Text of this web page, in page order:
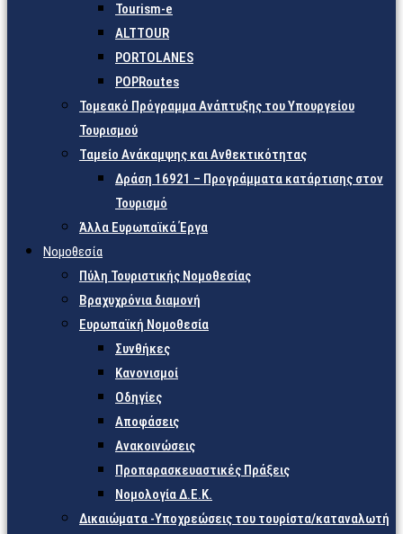
Tourism-e
ALTTOUR
PORTOLANES
POPRoutes
Τομεακό Πρόγραμμα Ανάπτυξης του Υπουργείου
Τουρισμού
Ταμείο Ανάκαμψης και Ανθεκτικότητας
Δράση 16921 – Προγράμματα κατάρτισης στον
Τουρισμό
Άλλα Ευρωπαϊκά Έργα
Νομοθεσία
Πύλη Τουριστικής Νομοθεσίας
Βραχυχρόνια διαμονή
Ευρωπαϊκή Νομοθεσία
Συνθήκες
Κανονισμοί
Οδηγίες
Αποφάσεις
Ανακοινώσεις
Προπαρασκευαστικές Πράξεις
Νομολογία Δ.Ε.Κ.
Δικαιώματα -Υποχρεώσεις του τουρίστα/καταναλωτή